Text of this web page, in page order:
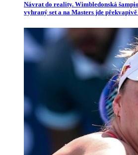
Návrat do reality. Wimbledonská
vyhraný set a na Masters jde